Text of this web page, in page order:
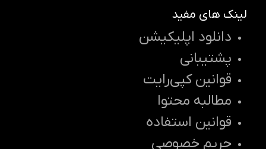
لینک های مفید
دانلود اپلیکیشن
پشتیبانی
قوانین کپی‌رایت
مطالبه محتوا
قوانین استفاده
حریم خصوصی